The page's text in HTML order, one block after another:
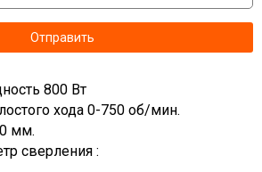
800 Вт
хода 0-750 об/мин.
мм.
сверления :